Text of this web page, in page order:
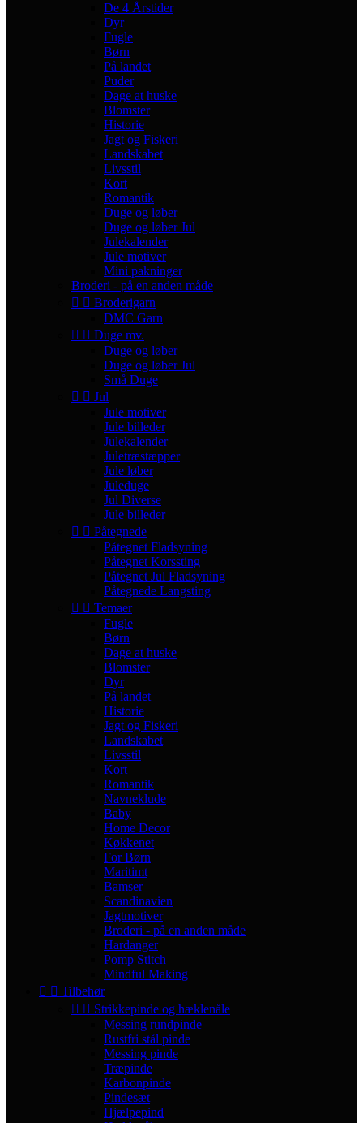
De 4 Årstider
Dyr
Fugle
Børn
På landet
Puder
Dage at huske
Blomster
Historie
Jagt og Fiskeri
Landskabet
Livsstil
Kort
Romantik
Duge og løber
Duge og løber Jul
Julekalender
Jule motiver
Mini pakninger
Broderi - på en anden måde
  Broderigarn
DMC Garn
  Duge mv.
Duge og løber
Duge og løber Jul
Små Duge
  Jul
Jule motiver
Jule billeder
Julekalender
Juletræstæpper
Jule løber
Juleduge
Jul Diverse
Jule billeder
  Påtegnede
Påtegnet Fladsyning
Påtegnet Korssting
Påtegnet Jul Fladsyning
Påtegnede Langsting
  Temaer
Fugle
Børn
Dage at huske
Blomster
Dyr
På landet
Historie
Jagt og Fiskeri
Landskabet
Livsstil
Kort
Romantik
Navneklude
Baby
Home Decor
Køkkenet
For Børn
Maritimt
Bamser
Scandinavien
Jagtmotiver
Broderi - på en anden måde
Hardanger
Pomp Stitch
Mindful Making
  Tilbehør
  Strikkepinde og hæklenåle
Messing rundpinde
Rustfri stål pinde
Messing pinde
Træpinde
Karbonpinde
Pindesæt
Hjælpepind